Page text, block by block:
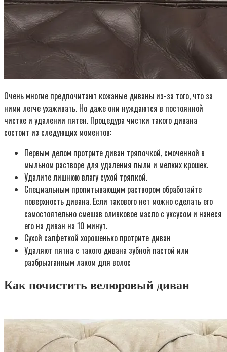
Очень многие предпочитают кожаные диваны из-за того, что за
ними легче ухаживать. Но даже они нуждаются в постоянной
чистке и удалении пятен. Процедура чистки такого дивана
состоит из следующих моментов:
Первым делом протрите диван тряпочкой, смоченной в
мыльном растворе для удаления пыли и мелких крошек.
Удалите лишнюю влагу сухой тряпкой.
Специальным пропитывающим раствором обработайте
поверхность дивана. Если такового нет можно сделать его
самостоятельно смешав оливковое масло с уксусом и нанеся
его на диван на 10 минут.
Сухой салфеткой хорошенько протрите диван
Удаляют пятна с такого дивана зубной пастой или
разбрызганным лаком для волос
Как почистить велюровый диван